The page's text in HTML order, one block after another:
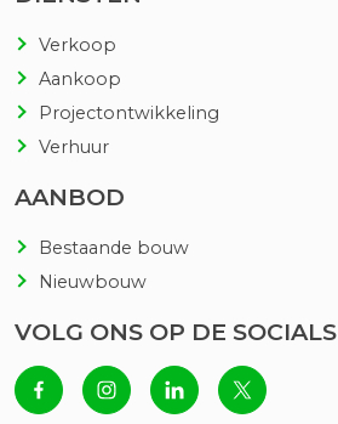
Verkoop
Aankoop
Projectontwikkeling
Verhuur
AANBOD
Bestaande bouw
Nieuwbouw
VOLG ONS OP DE SOCIALS